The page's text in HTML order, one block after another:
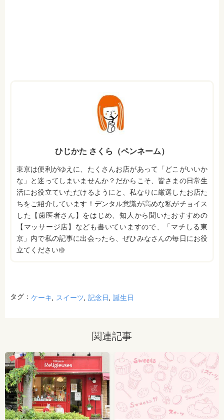
ひじかた さくら（ペンネーム）
東京は便利がゆえに、たくさんお店があって「どこがいいか
な」と迷ってしまいませんか？だからこそ、皆さまの日常生
活にお役立ていただけるようにと、私なりに厳選したお店た
ちをご紹介しています！デンタル意識が高めな私がチョイス
した【歯医者さん】をはじめ、知人から聞いたおすすめの
【マッサージ店】なども書いていますので、「マチしる東
京」内で私の記事に出会ったら、ぜひみなさんの毎日にお役
立てください𑁍
タグ： ケーキ スイーツ 記念日 誕生日
関連記事